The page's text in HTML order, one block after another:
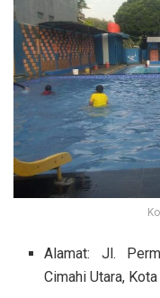
Alamat: Jl.
Cimahi Utara,